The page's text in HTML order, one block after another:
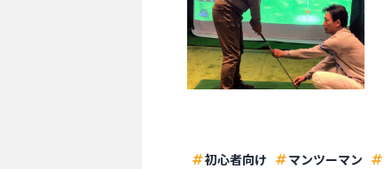
初心者向け
マンツーマン